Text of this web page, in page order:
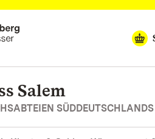
Salem
SÜDDEUTSCHLANDS